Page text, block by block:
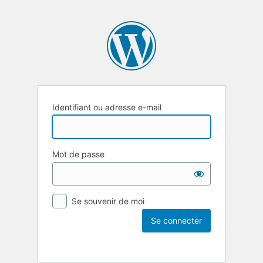
Identifiant ou adresse e-mail
Mot de passe
Se souvenir de moi